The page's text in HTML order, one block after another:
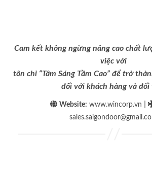
Cam kết không ngừng nâng cao chất
việc với
tôn chỉ “Tâm Sáng Tầm Cao” để trở
đối với khách hàng và đối
Website: www.wincorp.vn